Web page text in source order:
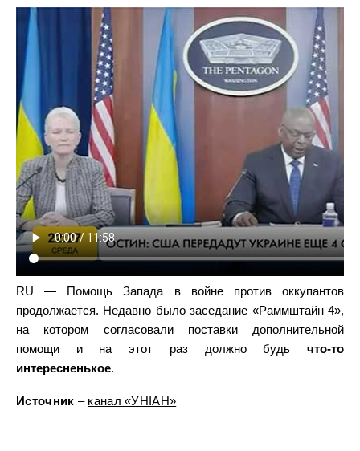
RU — Помощь Запада в войне против оккупантов
продолжается. Недавно было заседание «Раммштайн 4»,
на котором согласовали поставки дополнительной
помощи и на этот раз должно будь что-то
интересненькое.
Источник – канал «УНIАН»